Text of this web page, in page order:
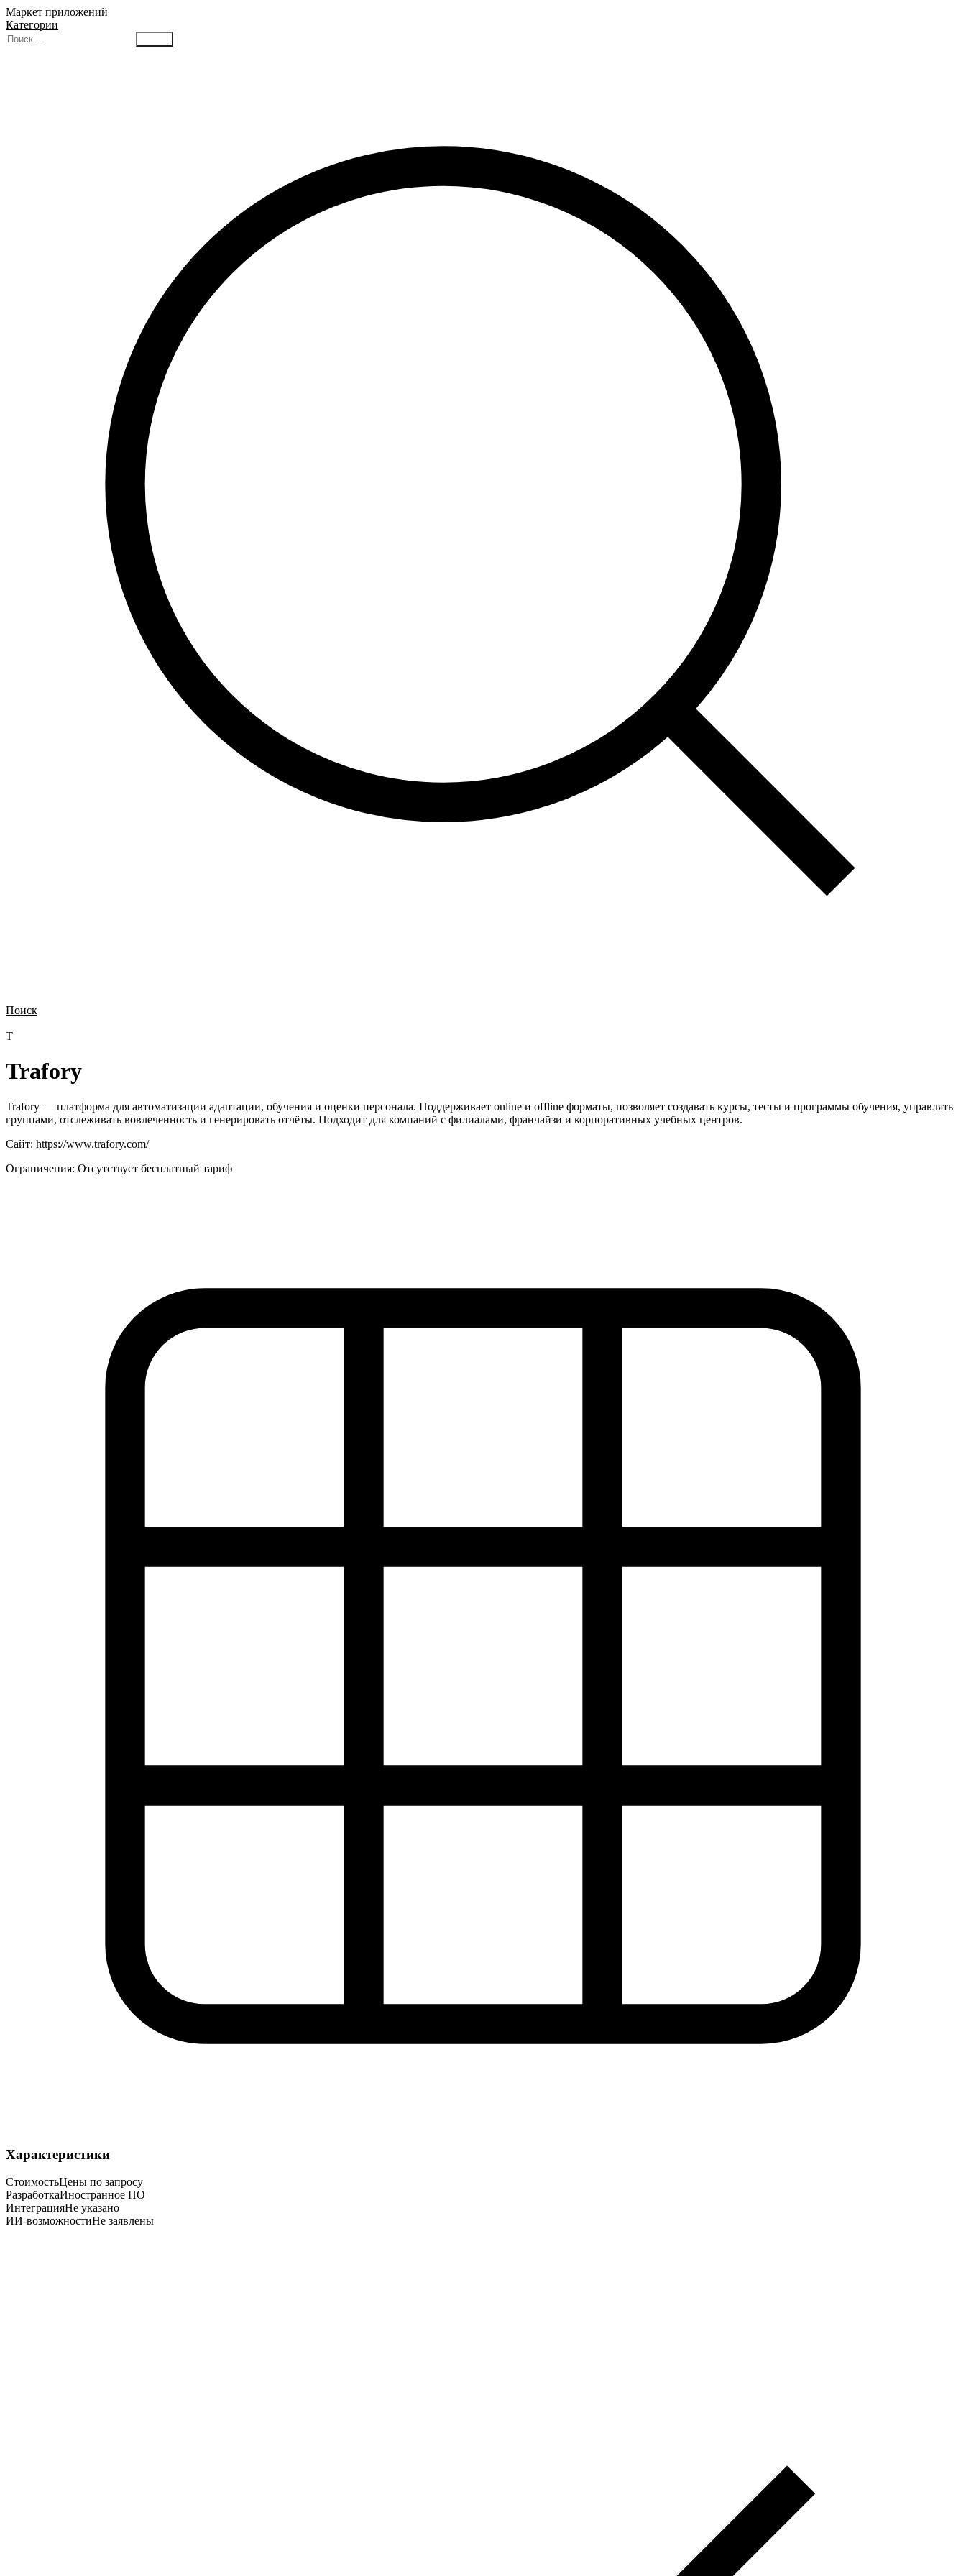
Маркет приложений
Категории
Поиск
T
Trafory
Trafory — платформа для автоматизации адаптации, обучения и оценки персонала. Поддерживает online и offline форматы, позволяет создавать курсы, тесты и программы обучения, управлять
группами, отслеживать вовлеченность и генерировать отчёты. Подходит для компаний с филиалами, франчайзи и корпоративных учебных центров.
Сайт: https://www.trafory.com/
Ограничения: Отсутствует бесплатный тариф
Характеристики
СтоимостьЦены по запросу
РазработкаИностранное ПО
ИнтеграцияНе указано
ИИ-возможностиНе заявлены